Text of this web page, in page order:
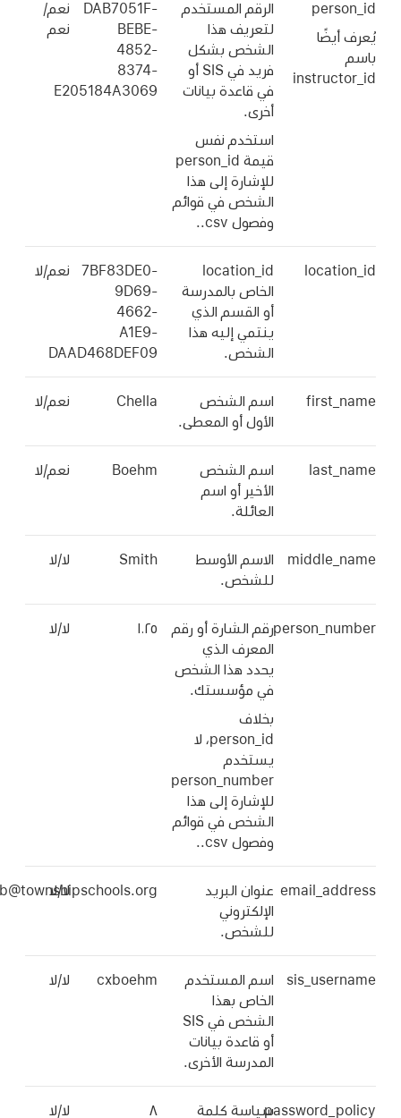
person_id
يُعرف أيضًا
باسم
instructor_id
الرقم المستخدم
لتعريف هذا
الشخص بشكل
فريد في SIS أو
في قاعدة بيانات
أخرى.
استخدم نفس
قيمة person_id
للإشارة إلى هذا
الشخص في قوائم
وفصول ‎.csv.
DAB7051F-
BEBE-
4852-
8374-
E205184A3069
نعم/
نعم
location_id
location_id
الخاص بالمدرسة
أو القسم الذي
ينتمي إليه هذا
الشخص.
7BF83DE0-
9D69-
4662-
A1E9-
DAAD468DEF09
نعم/لا
first_name
اسم الشخص
الأول أو المعطى.
Chella نعم/لا
last_name
اسم الشخص
الأخير أو اسم
العائلة.
Boehm نعم/لا
middle_name
الاسم الأوسط
للشخص.
Smith لا/لا
person_numberرقم الشارة أو رقم
المعرف الذي
يحدد هذا الشخص
في مؤسستك.
بخلاف
person_id، لا
يستخدم
person_number
للإشارة إلى هذا
الشخص في قوائم
وفصول ‎.csv.
‎١٠٢٥ لا/لا
email_address عنوان البريد
الإلكتروني
للشخص.
cb@townshipschools.org
لا/لا
sis_username
اسم المستخدم
الخاص بهذا
الشخص في SIS
أو قاعدة بيانات
المدرسة الأخرى.
cxboehm لا/لا
password_policyسياسة كلمة
لا/لا